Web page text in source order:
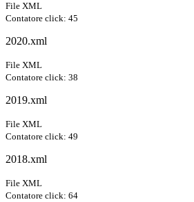
File XML
Contatore click: 45
2020.xml
File XML
Contatore click: 38
2019.xml
File XML
Contatore click: 49
2018.xml
File XML
Contatore click: 64